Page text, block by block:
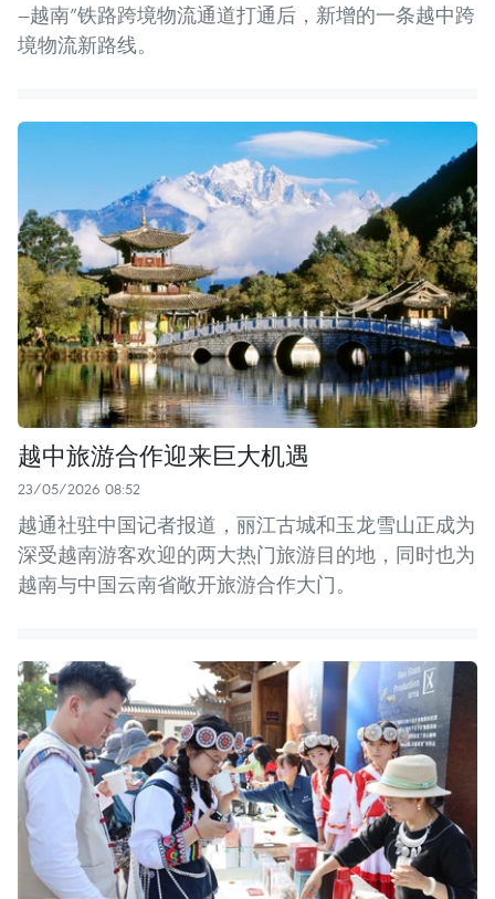
—越南”铁路跨境物流通道打通后，新增的一条越中跨
境物流新路线。
越中旅游合作迎来巨大机遇
23/05/2026 08:52
越通社驻中国记者报道，丽江古城和玉龙雪山正成为
深受越南游客欢迎的两大热门旅游目的地，同时也为
越南与中国云南省敞开旅游合作大门。